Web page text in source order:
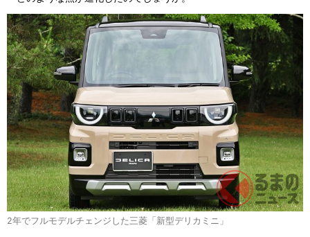
2年でフルモデルチェンジした三菱「新型デリカミニ」